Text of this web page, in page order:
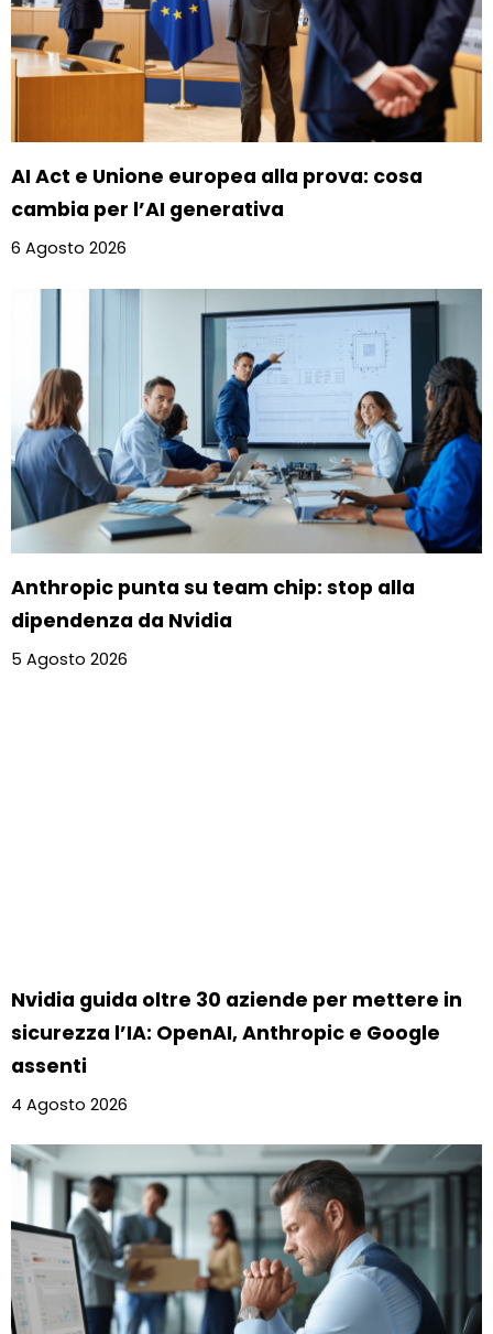
AI Act e Unione europea alla prova: cosa
cambia per l’AI generativa
6 Agosto 2026
Anthropic punta su team chip: stop alla
dipendenza da Nvidia
5 Agosto 2026
Nvidia guida oltre 30 aziende per mettere in
sicurezza l’IA: OpenAI, Anthropic e Google
assenti
4 Agosto 2026